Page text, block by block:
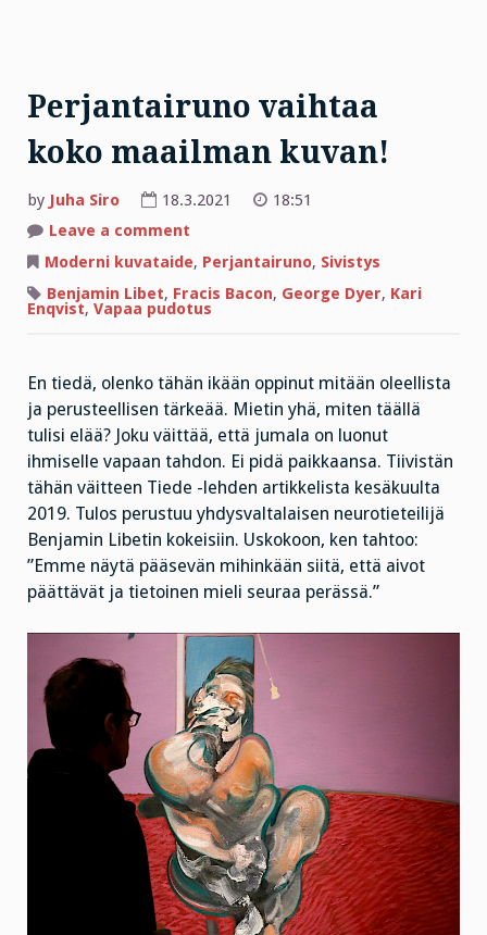
Perjantairuno vaihtaa
koko maailman kuvan!
by Juha Siro 18.3.2021
18:51
Leave a comment
vaihtaa
koko
maailman
kuvan!
Moderni kuvataide, Perjantairuno, Sivistys
Benjamin Libet, Fracis Bacon, George Dyer, Kari
Enqvist, Vapaa pudotus
En tiedä, olenko tähän ikään oppinut mitään oleellista
ja perusteellisen tärkeää. Mietin yhä, miten täällä
tulisi elää? Joku väittää, että jumala on luonut
ihmiselle vapaan tahdon. Ei pidä paikkaansa. Tiivistän
tähän väitteen Tiede -lehden artikkelista kesäkuulta
2019. Tulos perustuu yhdysvaltalaisen neurotieteilijä
Benjamin Libetin kokeisiin. Uskokoon, ken tahtoo:
”Emme näytä pääsevän mihinkään siitä, että aivot
päättävät ja tietoinen mieli seuraa perässä.”